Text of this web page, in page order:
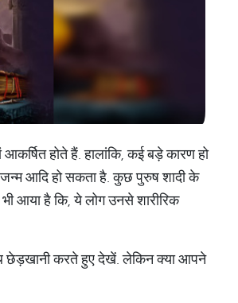
होते हैं. हालांकि, कई बड़े कारण हो
आदि हो सकता है. कुछ पुरुष शादी के
आया है कि, ये लोग उनसे शारीरिक
छेड़खानी करते हुए देखें. लेकिन क्या आपने